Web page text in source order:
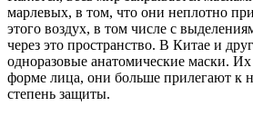
марлевых, в том, что они неплотно
этого воздух, в том числе с
через это пространство. В Китае и
одноразовые анатомические маски.
форме лица, они больше прилегают к
степень защиты.